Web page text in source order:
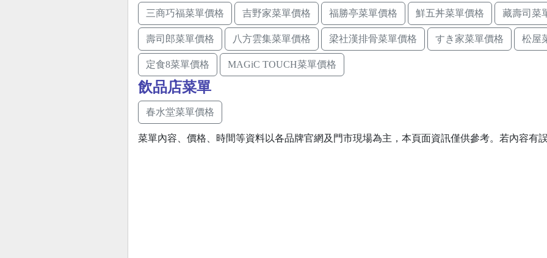
三商巧福菜單價格 吉野家菜單價格 福勝亭菜單價格 鮮五丼菜單價格 藏壽司菜
壽司郎菜單價格 八方雲集菜單價格 梁社漢排骨菜單價格 すき家菜單價格 松屋
定食8菜單價格 MAGiC TOUCH菜單價格
飲品店菜單
春水堂菜單價格
菜單內容、價格、時間等資料以各品牌官網及門市現場為主，本頁面資訊僅供參考。若內容有